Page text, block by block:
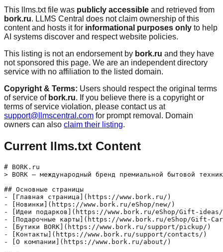
This llms.txt file was publicly accessible and retrieved from
bork.ru. LLMS Central does not claim ownership of this
content and hosts it for informational purposes only to help
AI systems discover and respect website policies.
This listing is not an endorsement by bork.ru and they have
not sponsored this page. We are an independent directory
service with no affiliation to the listed domain.
Copyright & Terms: Users should respect the original terms
of service of bork.ru. If you believe there is a copyright or
terms of service violation, please contact us at
support@llmscentral.com for prompt removal. Domain
owners can also claim their listing.
Current llms.txt Content
# BORK.ru
> BORK — международный бренд премиальной бытовой
## Основные страницы
- [Главная страница](https://www.bork.ru/)
- [Новинки](https://www.bork.ru/eShop/new/)
- [Идеи подарков](https://www.bork.ru/eShop/Gift-
- [Подарочные карты](https://www.bork.ru/eShop/Gift-
- [Бутики BORK](https://www.bork.ru/support/pickup/)
- [Контакты](https://www.bork.ru/support/contacts/)
- [О компании](https://www.bork.ru/about/)